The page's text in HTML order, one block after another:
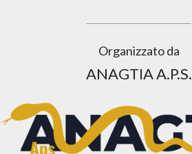
Organizzato da
ANAGTIA A.P.S.